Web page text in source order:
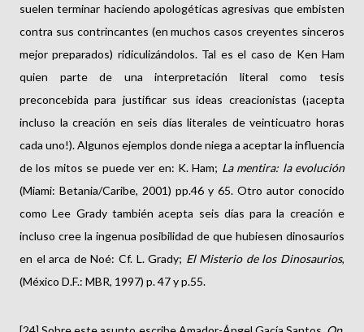
suelen terminar haciendo apologéticas agresivas que embisten
contra sus contrincantes (en muchos casos creyentes sinceros
mejor preparados) ridiculizándolos. Tal es el caso de Ken Ham
quien parte de una interpretación literal como tesis
preconcebida para justificar sus ideas creacionistas (¡acepta
incluso la creación en seis días literales de veinticuatro horas
cada uno!). Algunos ejemplos donde niega a aceptar la influencia
de los mitos se puede ver en: K. Ham; La mentira: la evolución
(Miami: Betania/Caribe, 2001) pp.46 y 65. Otro autor conocido
como Lee Grady también acepta seis días para la creación e
incluso cree la ingenua posibilidad de que hubiesen dinosaurios
en el arca de Noé: Cf. L. Grady; El Misterio de los Dinosaurios,
(México D.F.: MBR, 1997) p. 47 y p.55.